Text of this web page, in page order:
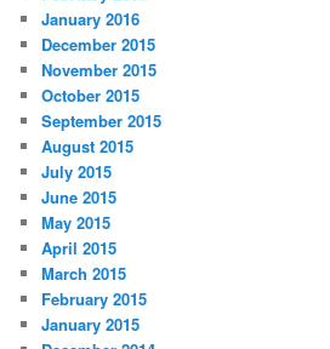
January 2016
December 2015
November 2015
October 2015
September 2015
August 2015
July 2015
June 2015
May 2015
April 2015
March 2015
February 2015
January 2015